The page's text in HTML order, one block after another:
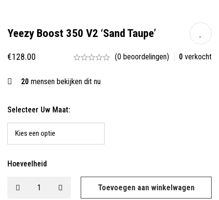
Yeezy Boost 350 V2 ‘Sand Taupe’
€128.00 (0 beoordelingen) 0 verkocht
20 mensen bekijken dit nu
Selecteer Uw Maat:
Hoeveelheid
Toevoegen aan winkelwagen